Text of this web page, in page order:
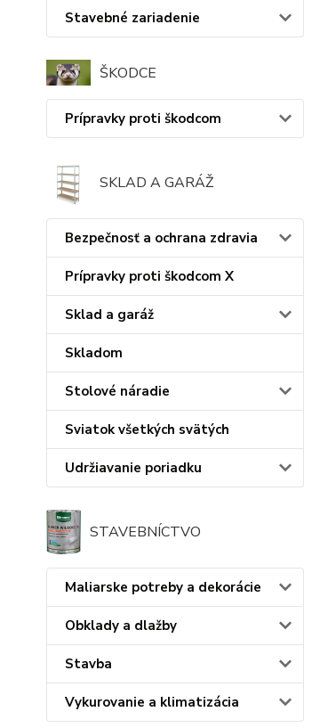
Stavebné zariadenie
ŠKODCE
Prípravky proti škodcom
SKLAD A GARÁŽ
Bezpečnosť a ochrana zdravia
Prípravky proti škodcom X
Sklad a garáž
Skladom
Stolové náradie
Sviatok všetkých svätých
Udržiavanie poriadku
STAVEBNÍCTVO
Maliarske potreby a dekorácie
Obklady a dlažby
Stavba
Vykurovanie a klimatizácia